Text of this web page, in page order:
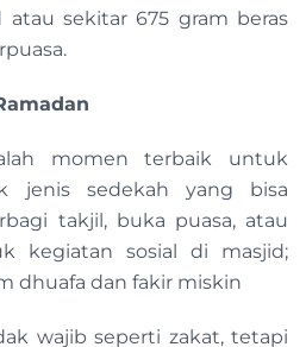
sekitar 675 gram beras
momen terbaik untuk
jenis sedekah yang bisa
takjil, buka puasa, atau
kegiatan sosial di masjid;
dhuafa dan fakir miskin
wajib seperti zakat, tetapi